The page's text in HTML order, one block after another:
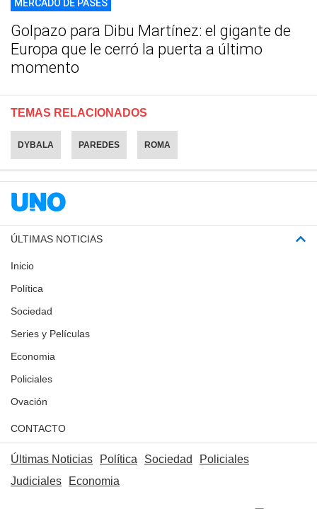
MERCADO DE PASES
Golpazo para Dibu Martínez: el gigante de
Europa que le cerró la puerta a último
momento
TEMAS RELACIONADOS
DYBALA PAREDES ROMA
ÚLTIMAS NOTICIAS
Inicio
Política
Sociedad
Series y Películas
Economia
Policiales
Ovación
CONTACTO
Últimas Noticias Política Sociedad
Policiales
Judiciales
Economia